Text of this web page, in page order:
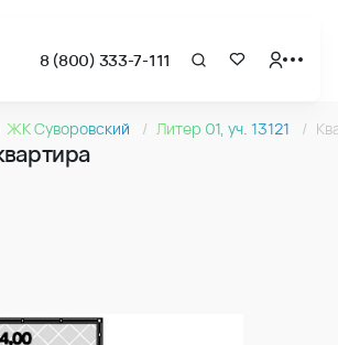
8 (800) 333-7-111
Суворовский : подъезд 1, этаж 11,
37.73м2 в ЖК Суворовский, №054
37.73м2 в ЖК Суворовский, №054
ЖК Суворовский Литер 01, уч. 13121